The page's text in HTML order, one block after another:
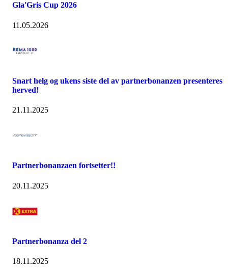
Gla'Gris Cup 2026
11.05.2026
Snart helg og ukens siste del av partnerbonanzen presenteres
herved!
21.11.2025
Partnerbonanzaen fortsetter!!
20.11.2025
Partnerbonanza del 2
18.11.2025